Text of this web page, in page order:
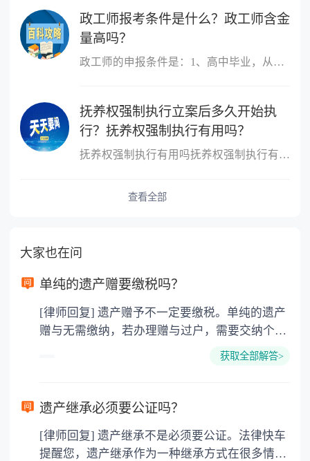
政工师报考条件是什么？政工师含金
量高吗？
政工师的申报条件是：1、高中毕业，从事思想政治工作三年以上;2、大
抚养权强制执行立案后多久开始执
行？抚养权强制执行有用吗？
抚养权强制执行有用吗抚养权强制执行有用，抚养权也是可以申请强制
查看全部
大家也在问
单纯的遗产赠要缴税吗？
[律师回复] 遗产赠予不一定要缴税。单纯的遗产
赠与无需缴纳，若办理赠与过户，需要交纳个人
所得税、契税和公证费。赠与过户是没有增值税
要缴纳公证费，具体如下： 1. 公证费：按房
3. 印花税：按房屋评估价的0.05%缴纳 4. 土
地增值税：按房价1%缴纳 5. 房屋产权登记费：
获取全部解答>
遗产继承必须要公证吗？
[律师回复] 遗产继承不是必须要公证。法律快车
提醒您，遗产继承作为一种继承方式在很多情况